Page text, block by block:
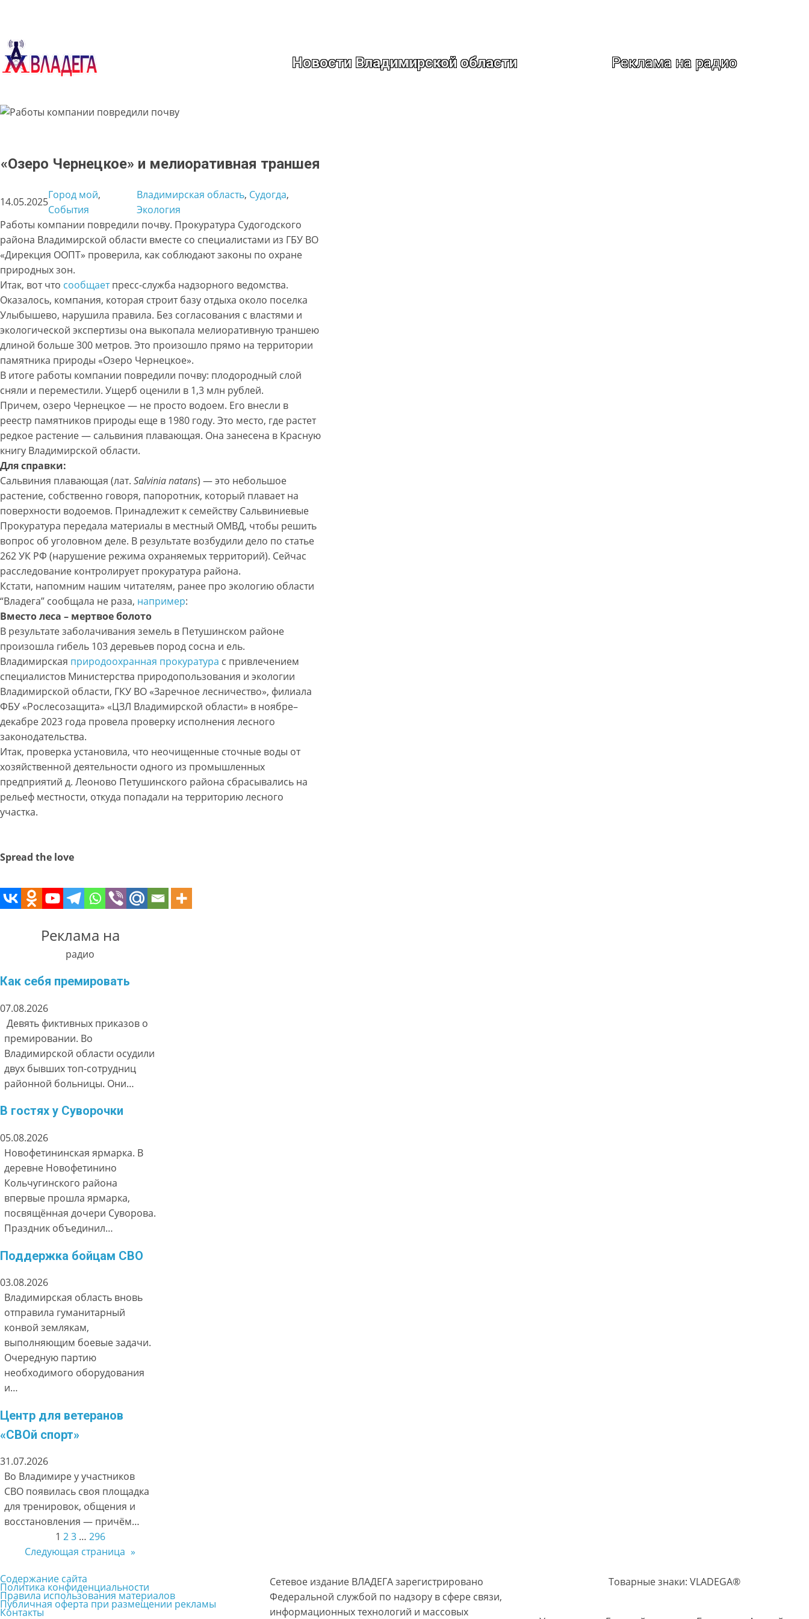
содержимому
Новости Владимирской области Реклама на радио
«Озеро Чернецкое» и мелиоративная траншея
14.05.2025
Город мой
События
Владимирская область, Судогда
Экология
Работы компании повредили почву. Прокуратура Судогодского
района Владимирской области вместе со специалистами из ГБУ ВО
«Дирекция ООПТ» проверила, как соблюдают законы по охране
природных зон.
Итак, вот что сообщаетпресс-служба надзорного ведомства.
Оказалось, компания, которая строит базу отдыха около поселка
Улыбышево, нарушила правила. Без согласования с властями и
экологической экспертизы она выкопала мелиоративную траншею
длиной больше 300 метров. Это произошло прямо на территории
памятника природы «Озеро Чернецкое».
В итоге работы компании повредили почву: плодородный слой
сняли и переместили. Ущерб оценили в 1,3 млн рублей.
Причем, озеро Чернецкое — не просто водоем. Его внесли в
реестр памятников природы еще в 1980 году. Это место, где растет
редкое растение — сальвиния плавающая. Она занесена в Красную
книгу Владимирской области.
Для справки:
Сальвиния плавающая (лат. Salvinia natans) — это небольшое
растение, собственно говоря, папоротник, который плавает на
поверхности водоемов. Принадлежит к семейству Сальвиниевые
Прокуратура передала материалы в местный ОМВД, чтобы решить
вопрос об уголовном деле. В результате возбудили дело по статье
262 УК РФ (нарушение режима охраняемых территорий). Сейчас
расследование контролирует прокуратура района.
Кстати, напомним нашим читателям, ранее про экологию области
“Владега” сообщала не раза, например:
Вместо леса – мертвое болото
В результате заболачивания земель в Петушинском районе
произошла гибель 103 деревьев пород сосна и ель.
Владимирская природоохранная прокуратура с привлечением
специалистов Министерства природопользования и экологии
Владимирской области, ГКУ ВО «Заречное лесничество», филиала
ФБУ «Рослесозащита» «ЦЗЛ Владимирской области» в ноябре–
декабре 2023 года провела проверку исполнения лесного
законодательства.
Итак, проверка установила, что неочищенные сточные воды от
хозяйственной деятельности одного из промышленных
предприятий д. Леоново Петушинского района сбрасывались на
рельеф местности, откуда попадали на территорию лесного
участка.
Spread the love
Реклама на
радио
Как себя премировать
07.08.2026
Девять фиктивных приказов о
премировании. Во
Владимирской области осудили
двух бывших топ-сотрудниц
районной больницы. Они…
В гостях у Суворочки
05.08.2026
Новофетининская ярмарка. В
деревне Новофетинино
Кольчугинского района
впервые прошла ярмарка,
посвящённая дочери Суворова.
Праздник объединил…
Поддержка бойцам СВО
03.08.2026
Владимирская область вновь
отправила гуманитарный
конвой землякам,
выполняющим боевые задачи.
Очередную партию
необходимого оборудования
и…
Центр для ветеранов
«СВОй спорт»
31.07.2026
Во Владимире у участников
СВО появилась своя площадка
для тренировок, общения и
восстановления — причём…
1 23 … 296
Следующая страница »
Содержание сайта
Политика конфиденциальности
Правила использования материалов
Публичная оферта при размещении рекламы
Контакты
Сетевое издание ВЛАДЕГА зарегистрировано
Федеральной службой по надзору в сфере связи,
информационных технологий и массовых
Товарные знаки: VLADEGA®